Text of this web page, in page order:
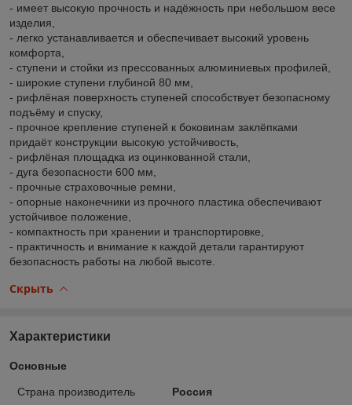
- имеет высокую прочность и надёжность при небольшом весе
изделия,
- легко устанавливается и обеспечивает высокий уровень
комфорта,
- ступени и стойки из прессованных алюминиевых профилей,
- широкие ступени глубиной 80 мм,
- рифлёная поверхность ступеней способствует безопасному
подъёму и спуску,
- прочное крепление ступеней к боковинам заклёпками
придаёт конструкции высокую устойчивость,
- рифлёная площадка из оцинкованной стали,
- дуга безопасности 600 мм,
- прочные страховочные ремни,
- опорные наконечники из прочного пластика обеспечивают
устойчивое положение,
- компактность при хранении и транспортировке,
- практичность и внимание к каждой детали гарантируют
безопасность работы на любой высоте.
Скрыть
Характеристики
Основные
Страна производитель Россия